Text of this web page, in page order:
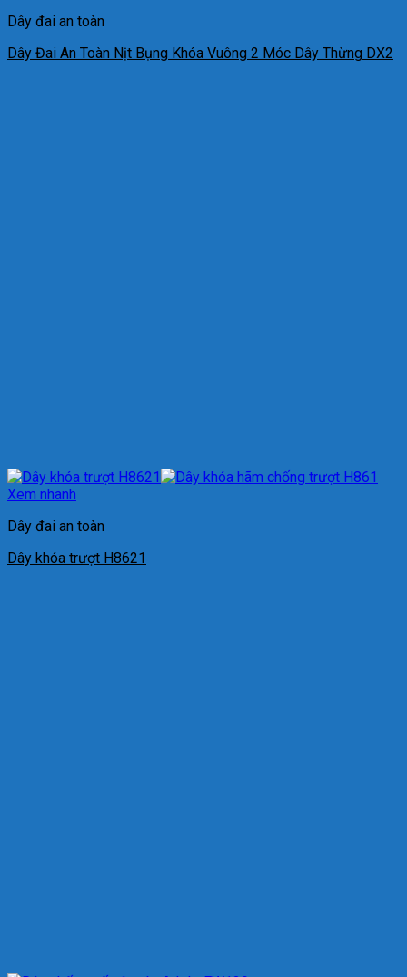
Dây đai an toàn
Dây Đai An Toàn Nịt Bụng Khóa Vuông 2 Móc Dây Thừng DX2
Xem nhanh
Dây đai an toàn
Dây khóa trượt H8621